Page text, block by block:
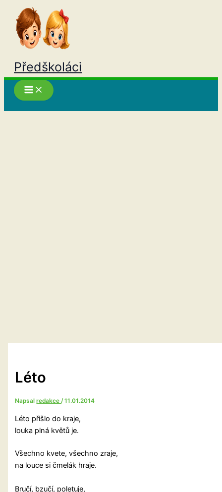
Přeskočit
obsah
Předškoláci
Léto
Napsalredakce/11.01.2014
Léto přišlo do kraje,
louka plná květů je.
Všechno kvete, všechno zraje,
na louce si čmelák hraje.
Bručí, bzučí, poletuje,